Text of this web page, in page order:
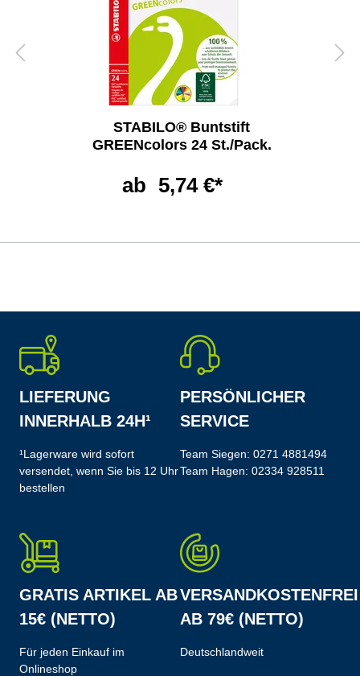
STABILO® Buntstift
GREENcolors 24 St./Pack.
ab 5,74 €*
LIEFERUNG
INNERHALB 24H¹
¹Lagerware wird sofort
versendet, wenn Sie bis 12 Uhr
bestellen
PERSÖNLICHER
SERVICE
Team Siegen: 0271 4881494
Team Hagen: 02334 928511
GRATIS ARTIKEL AB
15€ (NETTO)
Für jeden Einkauf im
Onlineshop
VERSANDKOSTENFREI
AB 79€ (NETTO)
Deutschlandweit